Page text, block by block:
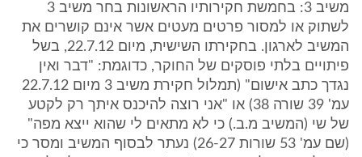
משיב 3: בחמשת חקירותיו הראשונות בחר משיב 3
לשתוק או למסור פרטים מעטים אשר אינם קושרים את
המשיב לארגון. בחקירתו השישית, מיום 22.7.12, בשל
פיתויים בלתי פוסקים של החוקר, כדוגמת: "דבר ואין
נגדך כתב אישום" (תמלול חקירת משיב 3 מיום 22.7.12
עמ' 39 שורה 38) או "אני רוצה להיכנס איתך רק לקטע
של שי (המשיב מ.ב.) כי לא מתאים לי שהוא ייצא מפה"
(שם עמ' 53 שורות 26-27) נעתר לבסוף המשיב ומסר כי